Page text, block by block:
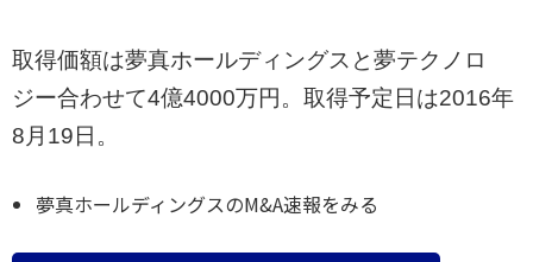
取得価額は夢真ホールディングスと夢テクノロ
ジー合わせて4億4000万円。取得予定日は2016年
8月19日。
夢真ホールディングスのM&A速報をみる